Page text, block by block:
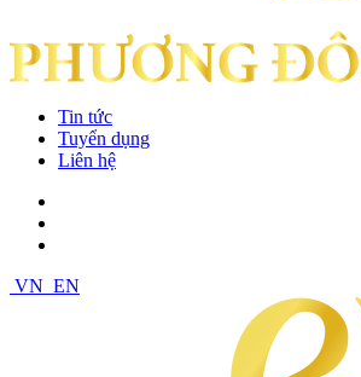
Tin tức
Tuyển dụng
Liên hệ
VN EN